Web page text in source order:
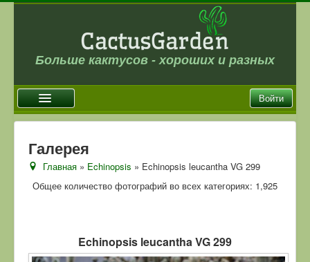
Больше кактусов - хороших и разных
Войти
Новости
Галерея
Отзывы
Галерея
Главная » Echinopsis » Echinopsis leucantha VG 299
Общее количество фотографий во всех категориях: 1,925
Echinopsis leucantha VG 299